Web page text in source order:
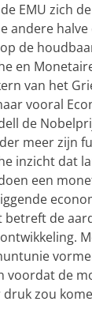
EMU zich
andere
de
en
van het
vooral
de
meer zijn
inzicht dat
een
betreft de
voordat de
zou